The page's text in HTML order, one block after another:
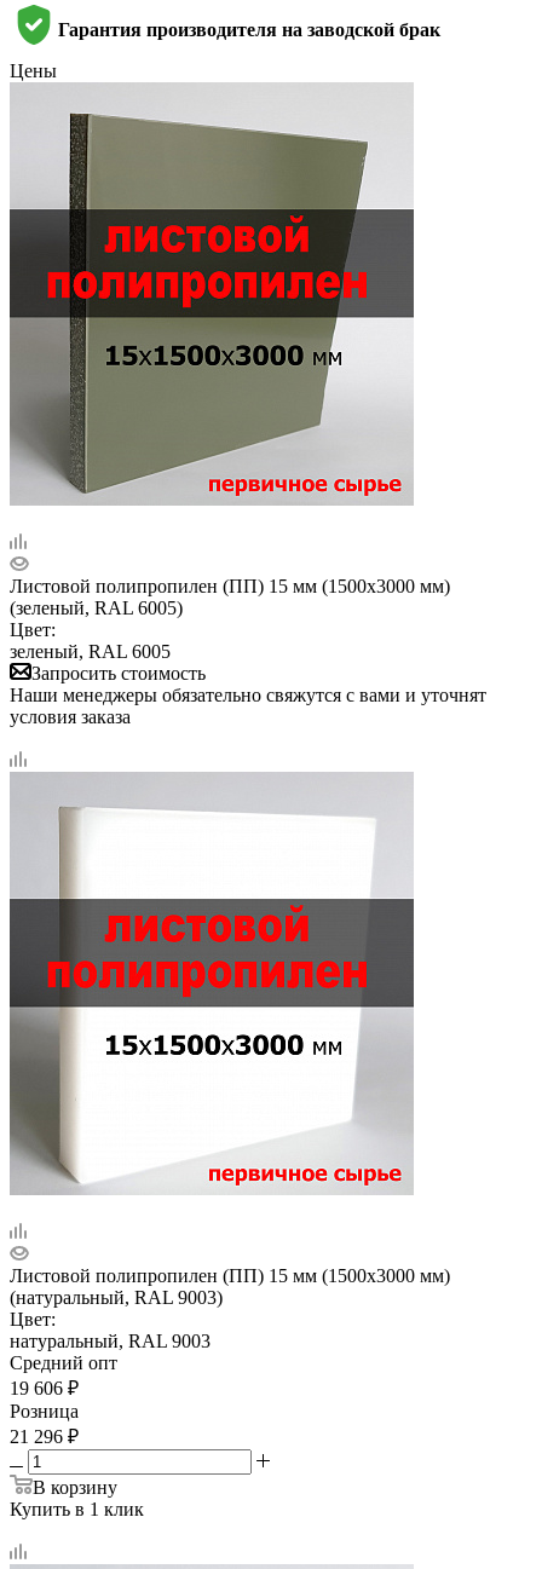
Гарантия производителя на заводской брак
Цены
Листовой полипропилен (ПП) 15 мм (1500х3000 мм)
(зеленый, RAL 6005)
Цвет:
зеленый, RAL 6005
Запросить стоимость
Наши менеджеры обязательно свяжутся с вами и уточнят
условия заказа
Листовой полипропилен (ПП) 15 мм (1500х3000 мм)
(натуральный, RAL 9003)
Цвет:
натуральный, RAL 9003
Средний опт
19 606 ₽
Розница
21 296 ₽
В корзину
Купить в 1 клик